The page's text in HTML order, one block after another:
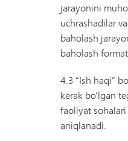
jarayonini
uchrashadilar
baholash
baholash
4.3 “Ish haqi”
kerak bo‘lgan
faoliyat
aniqlanadi.